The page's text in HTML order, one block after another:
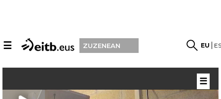
☰ ZUZENEAN EU
☰